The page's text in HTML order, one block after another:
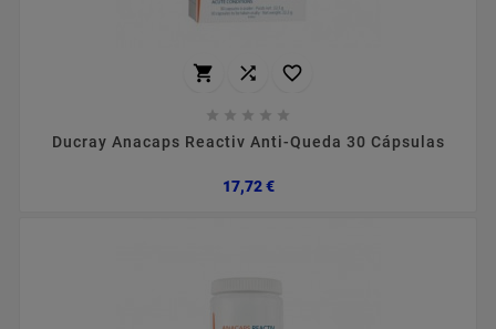
  
    
Ducray Anacaps Reactiv Anti-Queda 30 Cápsulas
17,72 €Preço